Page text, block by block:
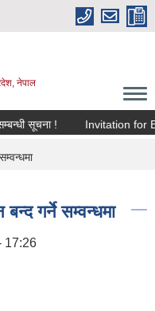
नेपाल
सूचना !
गर्ने सम्वन्धमा
17:26